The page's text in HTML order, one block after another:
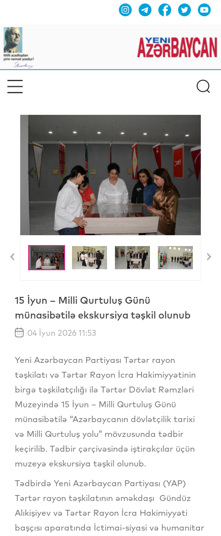
Previous
Previous
15 İyun – Milli Qurtuluş Günü
münasibətilə ekskursiya təşkil olunub
04 İyun 2026 11:53
Yeni Azərbaycan Partiyası Tərtər rayon
təşkilatı və Tərtər Rayon İcra Hakimiyyətinin
birgə təşkilatçılığı ilə Tərtər Dövlət Rəmzləri
Muzeyində 15 İyun – Milli Qurtuluş Günü
münasibətilə “Azərbaycanın dövlətçilik tarixi
və Milli Qurtuluş yolu” mövzusunda tədbir
keçirilib. Tədbir çərçivəsində iştirakçılar üçün
muzeyə ekskursiya təşkil olunub.
Tədbirdə Yeni Azərbaycan Partiyası (YAP)
Tərtər rayon təşkilatının əməkdaşı Gündüz
Alıkişiyev və Tərtər Rayon İcra Hakimiyyəti
başçısı aparatında İctimai-siyasi və humanitar